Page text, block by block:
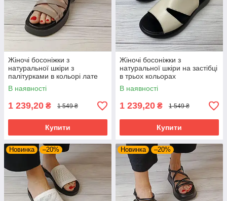
Жіночі босоніжки з
натуральної шкіри з
палітурками в кольорі лате
В наявності
1 239,20 ₴ 1 549 ₴
Купити
Жіночі босоніжки з
натуральної шкіри на застібці
в трьох кольорах
В наявності
1 239,20 ₴ 1 549 ₴
Купити
Новинка –20% Новинка –20%